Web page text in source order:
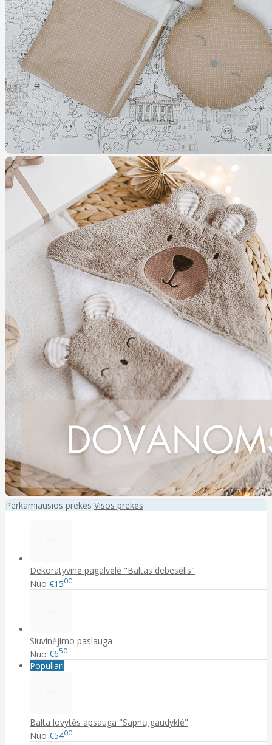
Perkamiausios prekės Visos prekės
Dekoratyvinė pagalvėlė "Baltas debesėlis"
Nuo €1500
Siuvinėjimo paslauga
Nuo €650
Populiari
Balta lovytės apsauga "Sapnų gaudyklė"
Nuo €5400